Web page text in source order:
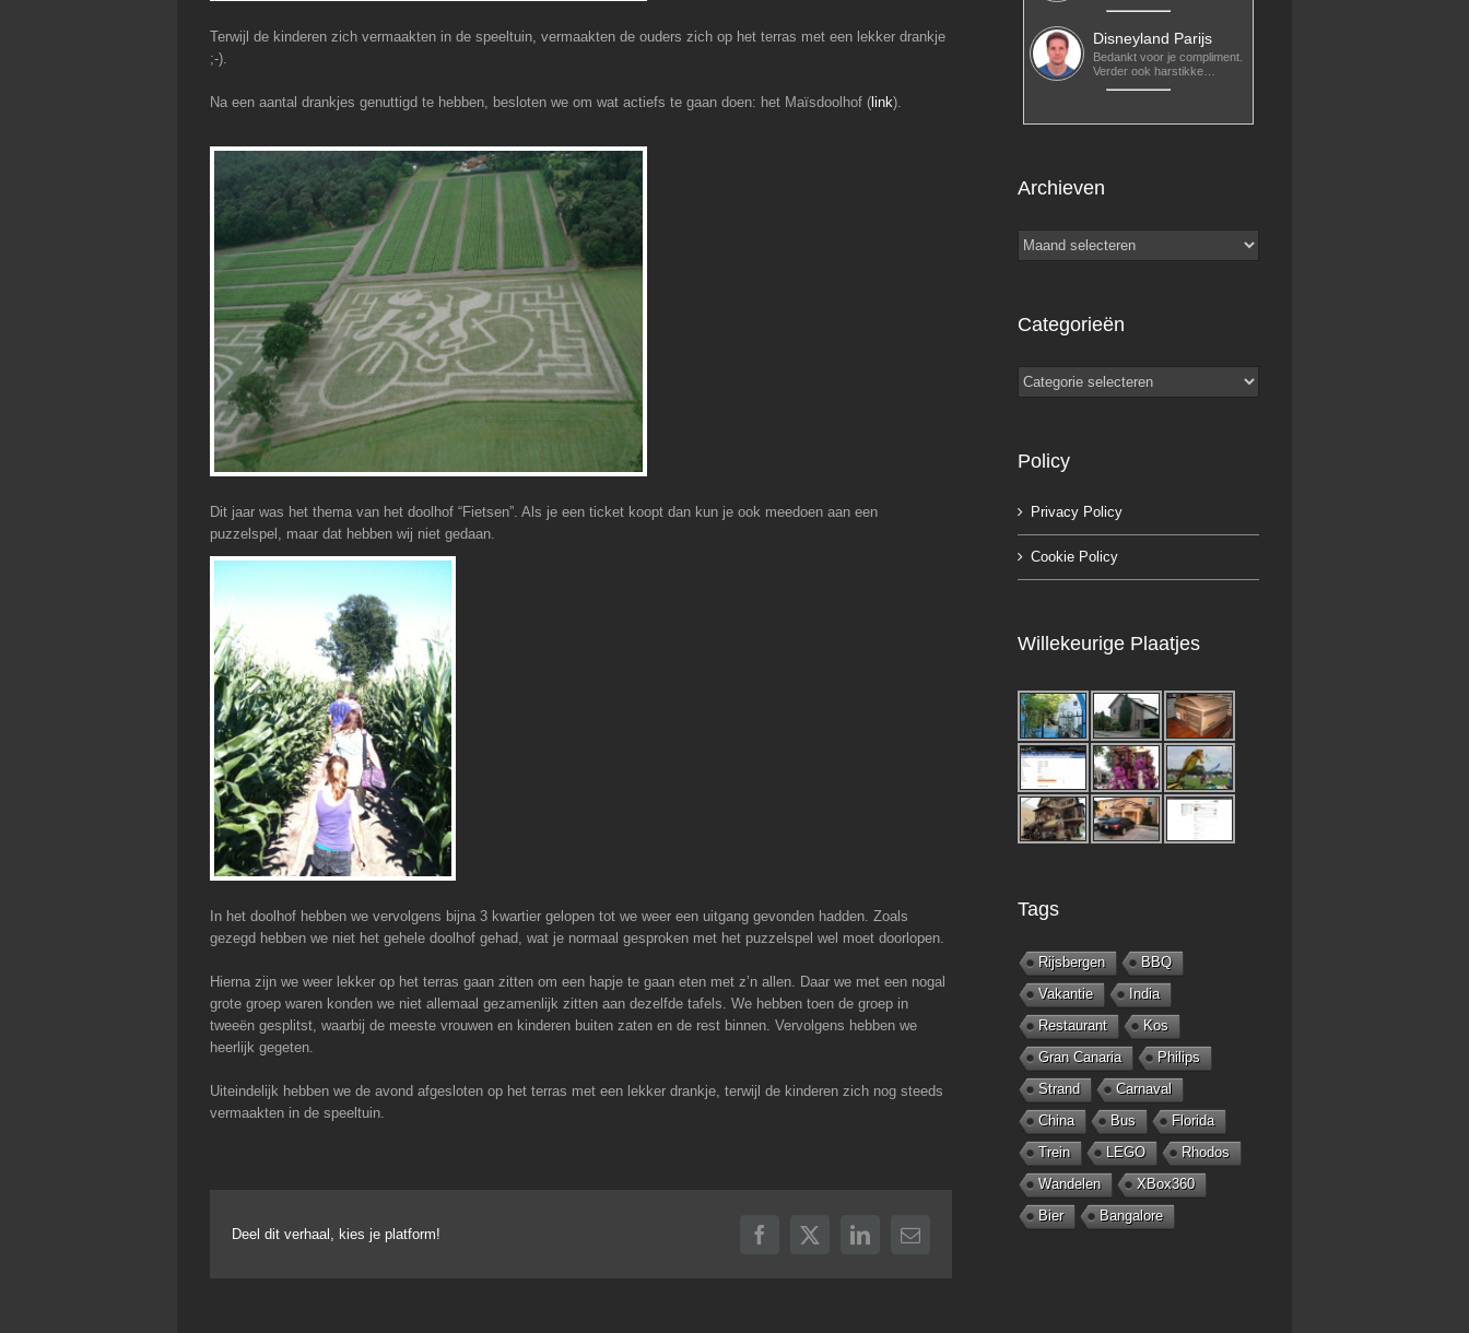
Terwijl de kinderen zich vermaakten in de speeltuin, vermaakten de ouders zich op het terras met een lekker drankje
;-).
Na een aantal drankjes genuttigd te hebben, besloten we om wat actiefs te gaan doen: het Maïsdoolhof ( link).
Dit jaar was het thema van het doolhof “Fietsen”. Als je een ticket koopt dan kun je ook meedoen aan een
puzzelspel, maar dat hebben wij niet gedaan.
In het doolhof hebben we vervolgens bijna 3 kwartier gelopen tot we weer een uitgang gevonden hadden. Zoals
gezegd hebben we niet het gehele doolhof gehad, wat je normaal gesproken met het puzzelspel wel moet doorlopen.
Hierna zijn we weer lekker op het terras gaan zitten om een hapje te gaan eten met z’n allen. Daar we met een nogal
grote groep waren konden we niet allemaal gezamenlijk zitten aan dezelfde tafels. We hebben toen de groep in
tweeën gesplitst, waarbij de meeste vrouwen en kinderen buiten zaten en de rest binnen. Vervolgens hebben we
heerlijk gegeten.
Uiteindelijk hebben we de avond afgesloten op het terras met een lekker drankje, terwijl de kinderen zich nog steeds
vermaakten in de speeltuin.
Deel dit verhaal, kies je platform! Facebook
X LinkedIn
E-
Disneyland Parijs
Bedankt voor je compliment.
Verder ook harstikke…
Archieven
Archieven
Categorieën
Categorieën
Policy
Privacy Policy
Cookie Policy
Willekeurige Plaatjes
Tags
Rijsbergen
BBQ
Vakantie
India
Restaurant
Kos
Gran Canaria
Philips
Strand
Carnaval
China
Bus
Florida
Trein
LEGO
Rhodos
Wandelen
XBox360
Bier
Bangalore